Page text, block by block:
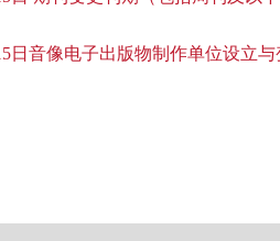
日音像电子出版物制作单位设立